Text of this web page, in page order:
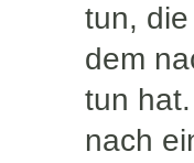
tun,
dem
tun
nach